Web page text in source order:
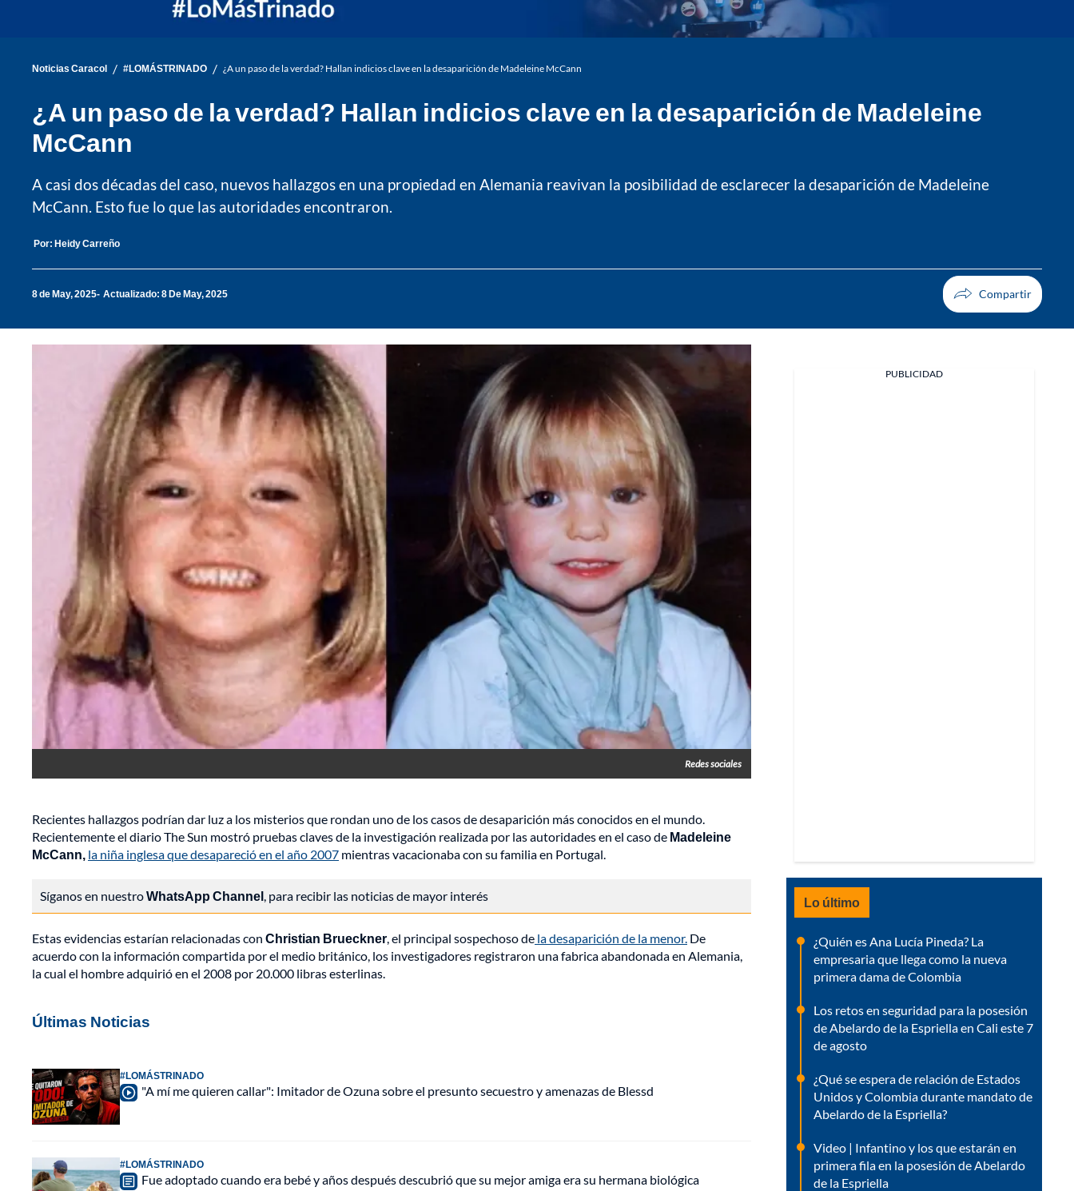
Noticias Caracol / #LOMÁSTRINADO / ¿A un paso de la verdad? Hallan indicios clave en la desaparición de Madeleine McCann
¿A un paso de la verdad? Hallan indicios clave en la desaparición de Madeleine
McCann
A casi dos décadas del caso, nuevos hallazgos en una propiedad en Alemania reavivan la posibilidad de esclarecer la desaparición de Madeleine
McCann. Esto fue lo que las autoridades encontraron.
Por: Heidy Carreño
8 de May, 2025 Actualizado: 8 De May, 2025
Redes sociales
Recientes hallazgos podrían dar luz a los misterios que rondan uno de los casos de desaparición más conocidos en el mundo.
Recientemente el diario The Sun mostró pruebas claves de la investigación realizada por las autoridades en el caso de Madeleine
McCann, la niña inglesa que desapareció en el año 2007 mientras vacacionaba con su familia en Portugal.
Síganos en nuestroWhatsApp Channel, para recibir las noticias de mayor interés
Estas evidencias estarían relacionadas con Christian Brueckner, el principal sospechoso de la desaparición de la menor. De
acuerdo con la información compartida por el medio británico, los investigadores registraron una fabrica abandonada en Alemania,
la cual el hombre adquirió en el 2008 por 20.000 libras esterlinas.
Últimas Noticias
#LOMÁSTRINADO
"A mí me quieren callar": Imitador de Ozuna sobre el presunto secuestro y amenazas de Blessd
#LOMÁSTRINADO
Fue adoptado cuando era bebé y años después descubrió que su mejor amiga era su hermana biológica
PUBLICIDAD
Lo último
¿Quién es Ana Lucía Pineda? La
empresaria que llega como la nueva
primera dama de Colombia
Los retos en seguridad para la posesión
de Abelardo de la Espriella en Cali este 7
de agosto
¿Qué se espera de relación de Estados
Unidos y Colombia durante mandato de
Abelardo de la Espriella?
Video | Infantino y los que estarán en
primera fila en la posesión de Abelardo
de la Espriella